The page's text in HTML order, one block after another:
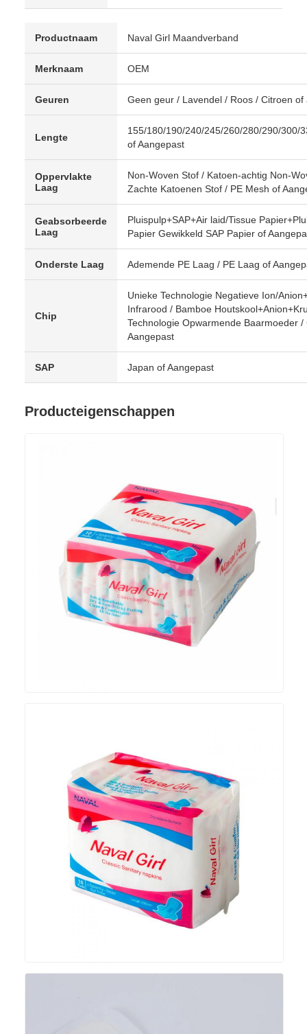
Productnaam Naval Girl Maandverband
Merknaam OEM
Geuren Geen geur / Lavendel / Roos / Citroen of
Lengte
155/180/190/240/245/260/280/290/300/
of Aangepast
Oppervlakte
Laag
Non-Woven Stof / Katoen-achtig Non-
Zachte Katoenen Stof / PE Mesh of
Geabsorbeerde
Laag
Pluispulp+SAP+Air laid/Tissue
Papier Gewikkeld SAP Papier of
Onderste Laag Ademende PE Laag / PE Laag of
Chip
Unieke Technologie Negatieve Ion/
Infrarood / Bamboe
Technologie Opwarmende Baarmoeder /
Aangepast
SAP Japan of Aangepast
Producteigenschappen